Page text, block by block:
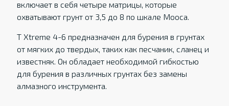
включает в себя четыре матрицы, которые
охватывают грунт от 3,5 до 8 по шкале Мооса.
T Xtreme 4-6 предназначен для бурения в грунтах
от мягких до твердых, таких как песчаник, сланец и
известняк. Он обладает необходимой гибкостью
для бурения в различных грунтах без замены
алмазного инструмента.